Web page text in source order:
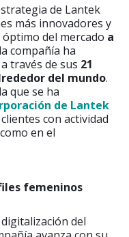
de Lantek
más innovadores y
del mercado a
compañía ha
través de sus 21
del mundo.
que se ha
de Lantek
con actividad
en el
femeninos
del